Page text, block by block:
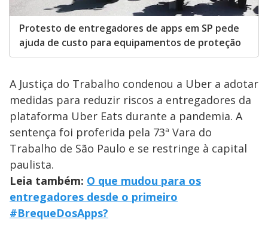
Protesto de entregadores de apps em SP pede
ajuda de custo para equipamentos de proteção
A Justiça do Trabalho condenou a Uber a adotar
medidas para reduzir riscos a entregadores da
plataforma Uber Eats durante a pandemia. A
sentença foi proferida pela 73ª Vara do
Trabalho de São Paulo e se restringe à capital
paulista.
Leia também: O que mudou para os
entregadores desde o primeiro
#BrequeDosApps?